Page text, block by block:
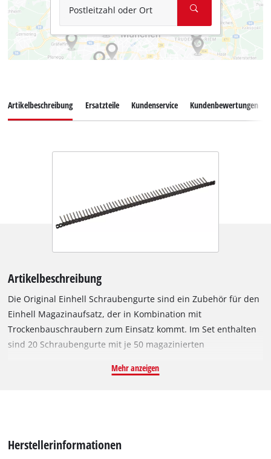
Postleitzahl oder Ort
Artikelbeschreibung Ersatzteile Kundenservice Kundenbewertungen
Artikelbeschreibung
Die Original Einhell Schraubengurte sind ein Zubehör für den
Einhell Magazinaufsatz, der in Kombination mit
Trockenbauschraubern zum Einsatz kommt. Im Set enthalten
sind 20 Schraubengurte mit je 50 magazinierten
die Kombination von Magazinaufsatz und Gurtschrauben wird
haben einen PH2 Schraubenkopf. Durch das Grobgewinde
Mehr anzeigen
Herstellerinformationen